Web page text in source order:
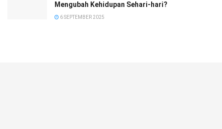
Mengubah Kehidupan Sehari-hari?
6 SEPTEMBER 2025